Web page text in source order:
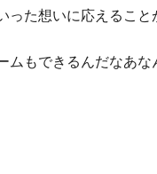
た想いに応えること
もできるんだなあな